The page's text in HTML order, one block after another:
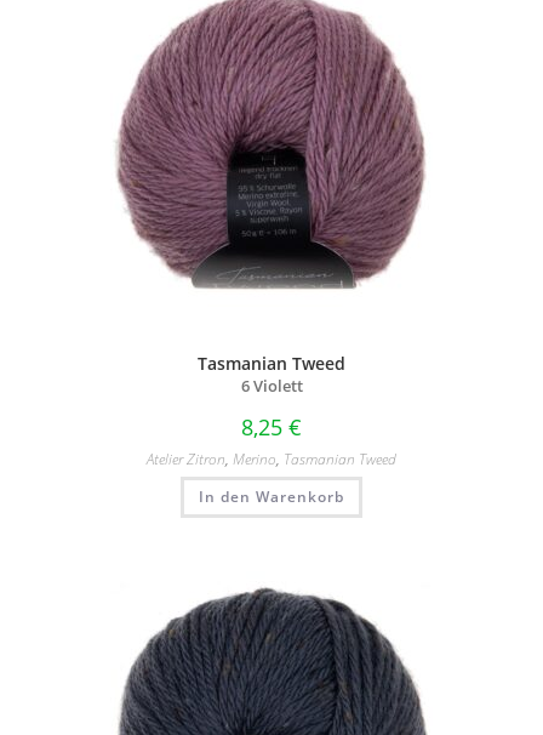
Tasmanian Tweed
6 Violett
8,25 €
Atelier Zitron, Merino, Tasmanian Tweed
In den Warenkorb